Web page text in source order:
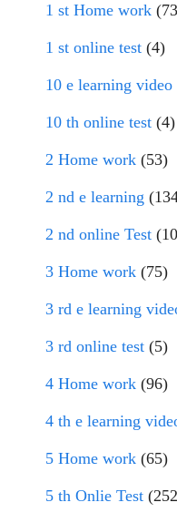
1 st Home work
1 st online test (4)
10 e learning video
10 th online test (4)
2 Home work (53)
2 nd e learning
2 nd online Test
3 Home work (75)
3 rd e learning
3 rd online test (5)
4 Home work (96)
4 th e learning
5 Home work (65)
5 th Onlie Test